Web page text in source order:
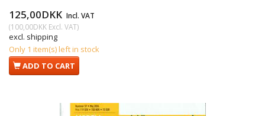
125,00DKK Incl. VAT
(100,00DKK Excl. VAT)
excl. shipping
Only 1 item(s) left in stock
ADD TO CART